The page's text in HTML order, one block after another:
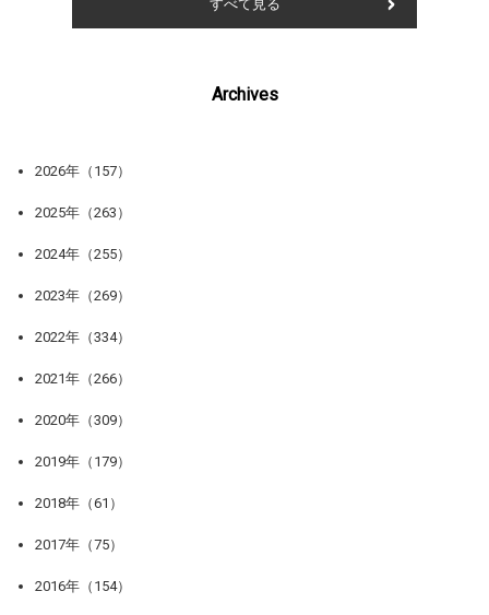
すべて見る
Archives
2026年（157）
2025年（263）
2024年（255）
2023年（269）
2022年（334）
2021年（266）
2020年（309）
2019年（179）
2018年（61）
2017年（75）
2016年（154）